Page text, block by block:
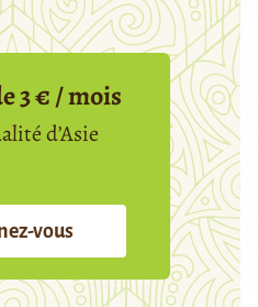
3 € / mois
d’Asie
vous